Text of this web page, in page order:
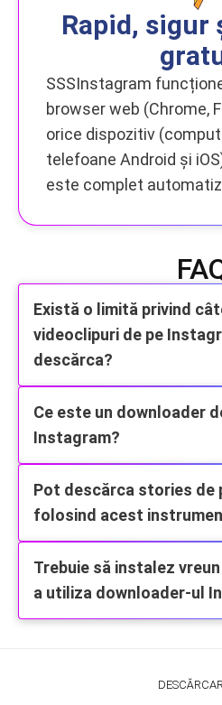
Rapid, sigur
SSSInstagram
browser web (Chrome,
orice dispozitiv
telefoane Android și
este complet
Există o limită privind
videoclipuri de pe
descărca?
Ce este un downloader
Instagram?
Pot descărca stories de
folosind acest
Trebuie să instalez
a utiliza downloader-ul